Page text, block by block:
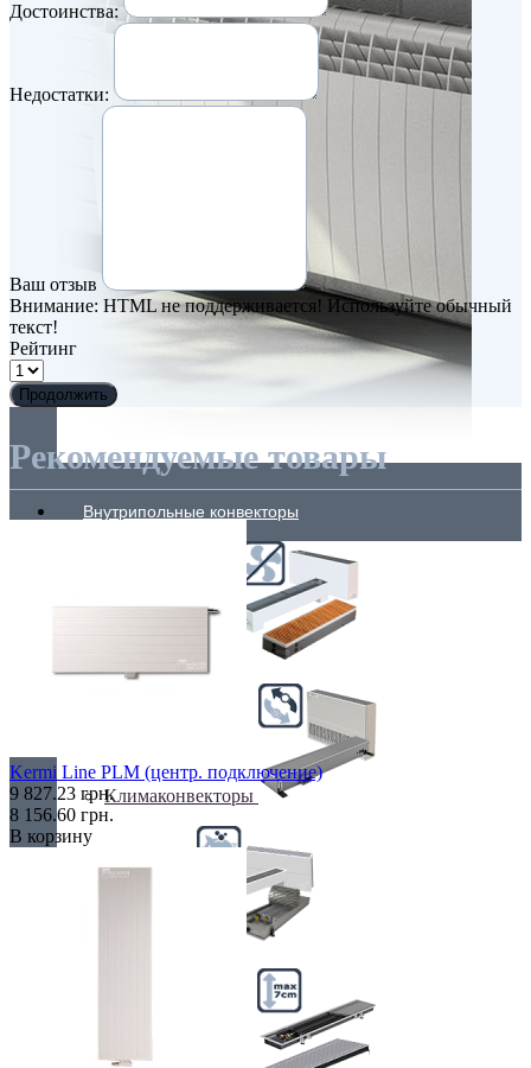
Внутрипольные конвекторы
Климаконвекторы
Достоинства:
Недостатки:
Ваш отзыв
Внимание: HTML не поддерживается! Используйте обычный
текст!
Рейтинг
Продолжить
Рекомендуемые товары
Kermi Line PLM (центр. подключение)
9 827.23 грн.
8 156.60 грн.
В корзину